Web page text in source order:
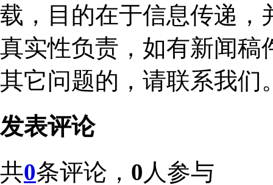
载，目的在于信息传递，
真实性负责，如有新闻稿
其它问题的，请联系我们
发表评论
共0条评论， 0 人参与